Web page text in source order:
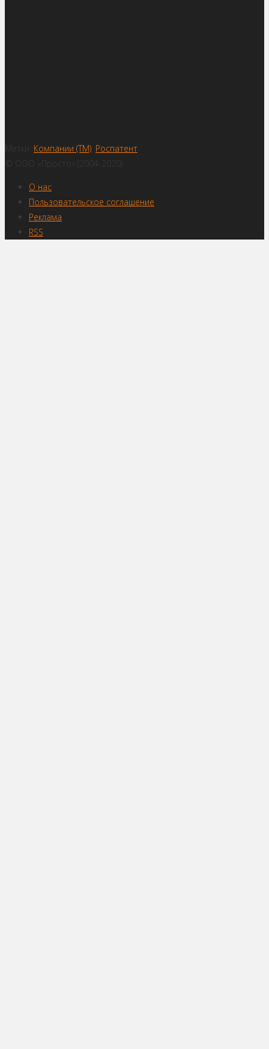
Метки: Компании (ТМ) Роспатент
© ООО «Просто» (2004-2020)
О нас
Пользовательское соглашение
Реклама
RSS